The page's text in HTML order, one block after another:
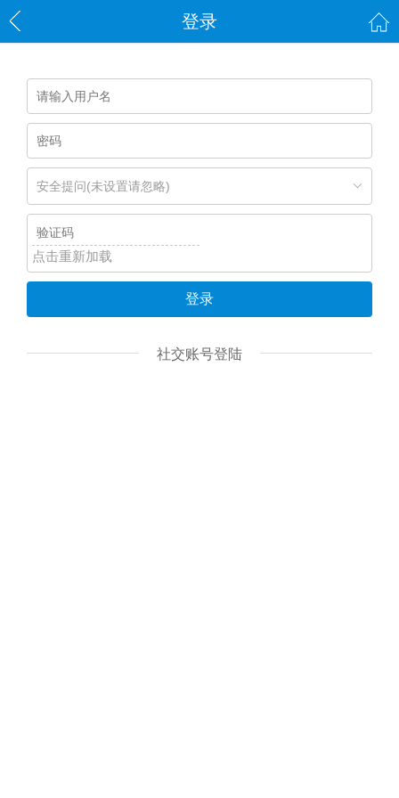
登录
安全提问(未设置请忽略)
点击重新加载
登录
社交账号登陆